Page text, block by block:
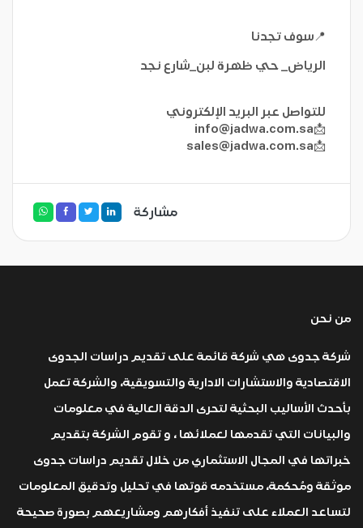
📍سوف تجدنا
الرياض_ حي ظهرة لبن_شارع نجد
للتواصل عبر البريد الإلكتروني
📩
info@jadwa.com.sa
📩
sales@jadwa.com.sa
مشاركة
من نحن
شركة جدوى هي شركة قائمة على تقديم دراسات الجدوى
الاقتصادية والاستشارات الادارية والتسويقية، والشركة تعمل
بأحدث الأساليب البحثية لتحرى الدقة العالية في معلومات
والبيانات التي تقدمها لعملائها ، و تقوم الشركة بتقديم
خبراتها في المجال الاستثماري من خلال تقديم دراسات جدوى
موثقة ومُحكمة، مستخدمه قوتها في تحليل وتدقيق المعلومات
لتساعد العملاء على تنفيذ أفكارهم ومشاريعهم بصورة صحيحة